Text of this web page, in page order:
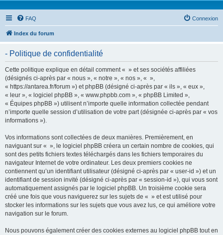
FAQ Connexion
Index du forum
- Politique de confidentialité
Cette politique explique en détail comment « » et ses sociétés affiliées
(désignés ci-après par « nous », « notre », « nos », « »,
« https://antarea.fr/forum ») et phpBB (désigné ci-après par « ils », « eux »,
« leur », « logiciel phpBB », « www.phpbb.com », « phpBB Limited »,
« Équipes phpBB ») utilisent n’importe quelle information collectée pendant
n’importe quelle session d’utilisation de votre part (désignée ci-après par « vos
informations »).
Vos informations sont collectées de deux manières. Premièrement, en
naviguant sur « », le logiciel phpBB créera un certain nombre de cookies, qui
sont des petits fichiers textes téléchargés dans les fichiers temporaires du
navigateur Internet de votre ordinateur. Les deux premiers cookies ne
contiennent qu’un identifiant utilisateur (désigné ci-après par « user-id ») et un
identifiant de session invité (désigné ci-après par « session-id »), qui vous sont
automatiquement assignés par le logiciel phpBB. Un troisième cookie sera
créé une fois que vous naviguerez sur les sujets de « » et est utilisé pour
stocker les informations sur les sujets que vous avez lus, ce qui améliore votre
navigation sur le forum.
Nous pouvons également créer des cookies externes au logiciel phpBB tout en